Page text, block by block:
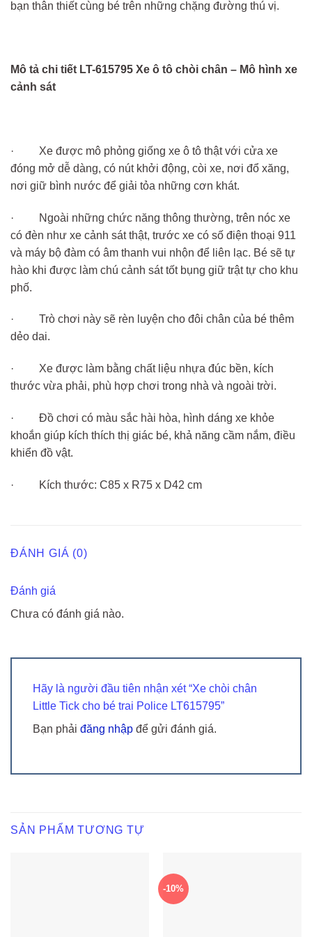
bạn thân thiết cùng bé trên những chặng đường thú vị.
Mô tả chi tiết LT-615795 Xe ô tô chòi chân – Mô hình xe
cảnh sát
· Xe được mô phỏng giống xe ô tô thật với cửa xe
đóng mở dễ dàng, có nút khởi động, còi xe, nơi đổ xăng,
nơi giữ bình nước để giải tỏa những cơn khát.
· Ngoài những chức năng thông thường, trên nóc xe
có đèn như xe cảnh sát thật, trước xe có số điện thoại 911
và máy bộ đàm có âm thanh vui nhộn để liên lạc. Bé sẽ tự
hào khi được làm chú cảnh sát tốt bụng giữ trật tự cho khu
phố.
· Trò chơi này sẽ rèn luyện cho đôi chân của bé thêm
dẻo dai.
· Xe được làm bằng chất liệu nhựa đúc bền, kích
thước vừa phải, phù hợp chơi trong nhà và ngoài trời.
· Đồ chơi có màu sắc hài hòa, hình dáng xe khỏe
khoắn giúp kích thích thị giác bé, khả năng cầm nắm, điều
khiển đồ vật.
· Kích thước: C85 x R75 x D42 cm
ĐÁNH GIÁ (0)
Đánh giá
Chưa có đánh giá nào.
Hãy là người đầu tiên nhận xét “Xe chòi chân
Little Tick cho bé trai Police LT615795”
Bạn phải đăng nhập để gửi đánh giá.
SẢN PHẨM TƯƠNG TỰ
-10%